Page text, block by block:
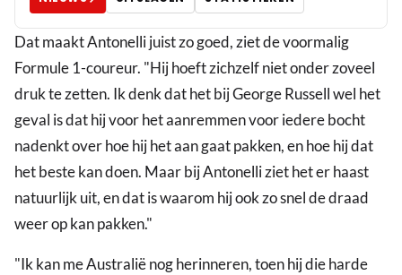
Dat maakt Antonelli juist zo goed, ziet de voormalig
Formule 1-coureur. "Hij hoeft zichzelf niet onder zoveel
druk te zetten. Ik denk dat het bij George Russell wel het
geval is dat hij voor het aanremmen voor iedere bocht
nadenkt over hoe hij het aan gaat pakken, en hoe hij dat
het beste kan doen. Maar bij Antonelli ziet het er haast
natuurlijk uit, en dat is waarom hij ook zo snel de draad
weer op kan pakken."
"Ik kan me Australië nog herinneren, toen hij die harde